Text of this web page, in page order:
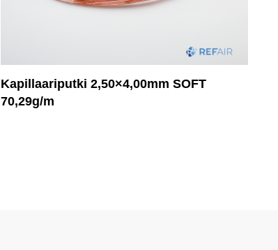
Kapillaariputki 2,50×4,00mm SOFT
70,29g/m